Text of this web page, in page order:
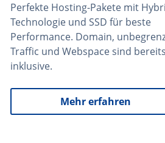
Perfekte Hosting-Pakete mit
Technologie und SSD für beste
Performance. Domain,
Traffic und Webspace sind bereits
inklusive.
Mehr erfahren